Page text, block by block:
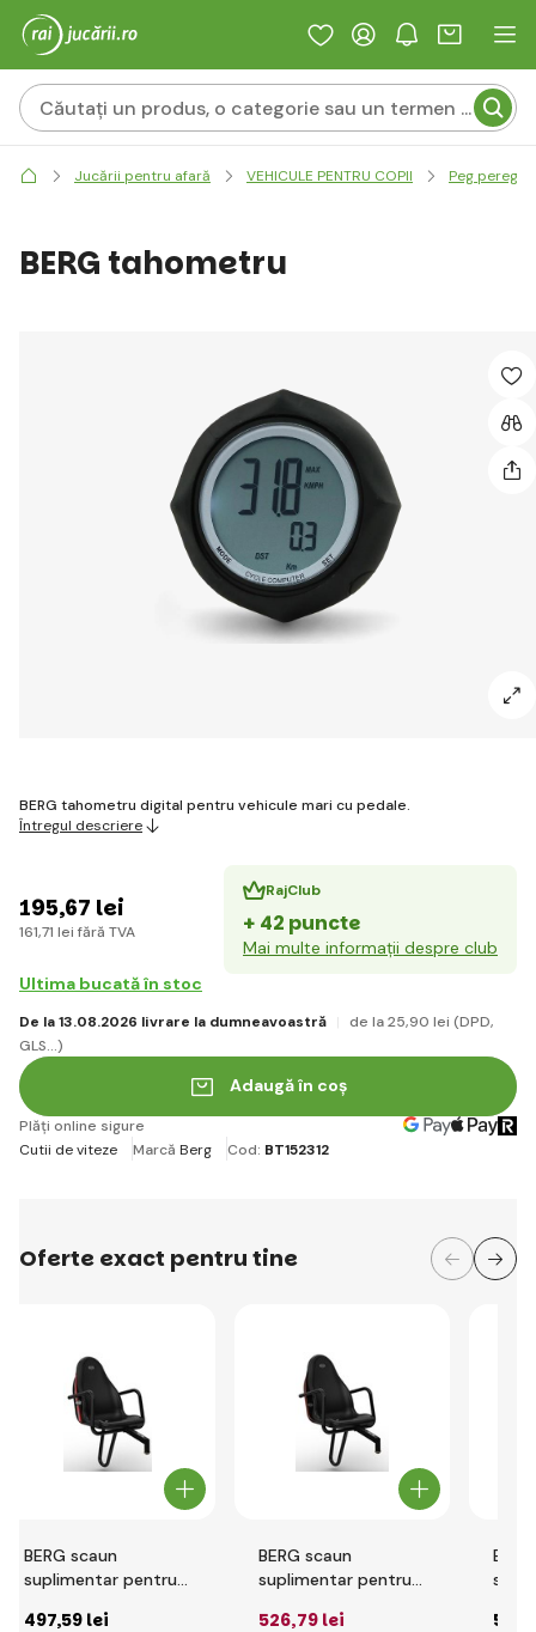
Jucării pentru afară VEHICULE PENTRU COPII Peg perego
BERG tahometru
BERG tahometru digital pentru vehicule mari cu pedale.
Întregul descriere
195,67 lei
161,71 lei fără TVA
RajClub
+ 42 puncte
Mai multe informații despre club
Ultima bucată în stoc
De la 13.08.2026 livrare la dumneavoastră de la 25,90 lei (DPD,
GLS...)
Adaugă în coș
Plăți online sigure
Cutii de viteze
Marcă Berg Cod: BT152312
Oferte exact pentru tine
BERG scaun
suplimentar pentru
Race
497,59 lei
BERG scaun
suplimentar pentru
Black Edition
526,79 lei
Jeep
526